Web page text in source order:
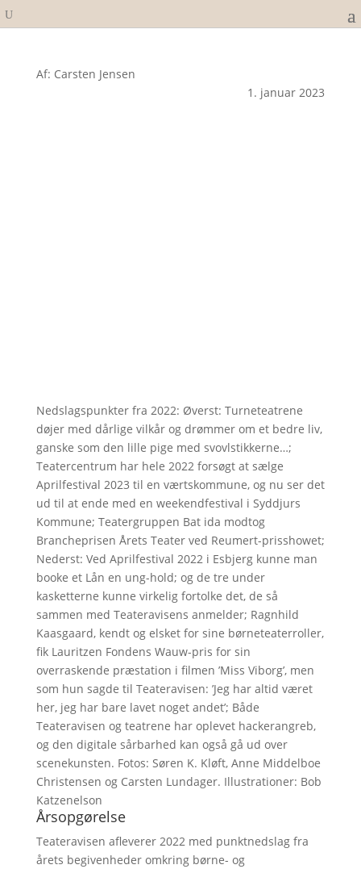
Af: Carsten Jensen
1. januar 2023
Nedslagspunkter fra 2022: Øverst: Turneteatrene
døjer med dårlige vilkår og drømmer om et bedre liv,
ganske som den lille pige med svovlstikkerne…;
Teatercentrum har hele 2022 forsøgt at sælge
Aprilfestival 2023 til en værtskommune, og nu ser det
ud til at ende med en weekendfestival i Syddjurs
Kommune; Teatergruppen Bat ida modtog
Brancheprisen Årets Teater ved Reumert-prisshowet;
Nederst: Ved Aprilfestival 2022 i Esbjerg kunne man
booke et Lån en ung-hold; og de tre under
kasketterne kunne virkelig fortolke det, de så
sammen med Teateravisens anmelder; Ragnhild
Kaasgaard, kendt og elsket for sine børneteaterroller,
fik Lauritzen Fondens Wauw-pris for sin
overraskende præstation i filmen ’Miss Viborg’, men
som hun sagde til Teateravisen: ’Jeg har altid været
her, jeg har bare lavet noget andet’; Både
Teateravisen og teatrene har oplevet hackerangreb,
og den digitale sårbarhed kan også gå ud over
scenekunsten. Fotos: Søren K. Kløft, Anne Middelboe
Christensen og Carsten Lundager. Illustrationer: Bob
Katzenelson
Årsopgørelse
Teateravisen afleverer 2022 med punktnedslag fra
årets begivenheder omkring børne- og